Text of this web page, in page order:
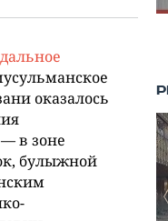
оказалось
— в зоне
булыжной